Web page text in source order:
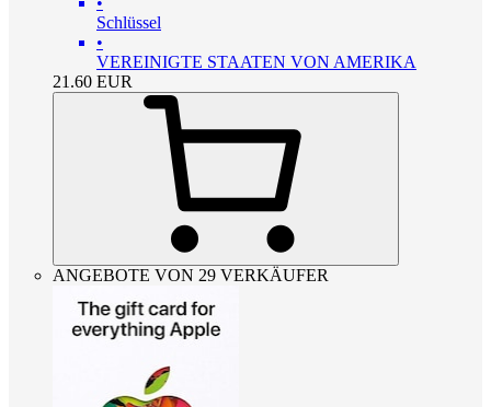
Schlüssel
•
VEREINIGTE STAATEN VON AMERIKA
21.60 EUR
ANGEBOTE VON 29 VERKÄUFER